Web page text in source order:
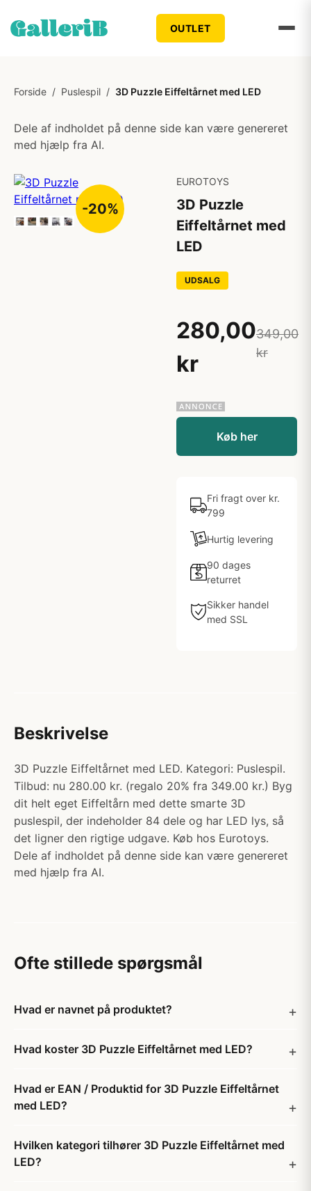
OUTLET
Forside / Puslespil / 3D Puzzle Eiffeltårnet med LED
Dele af indholdet på denne side kan være genereret
med hjælp fra AI.
-20%
EUROTOYS
3D Puzzle
Eiffeltårnet med
LED
UDSALG
280,00
kr
349,00
kr
Køb her
Fri fragt over kr.
799
Hurtig levering
90 dages
returret
Sikker handel
med SSL
Beskrivelse
3D Puzzle Eiffeltårnet med LED. Kategori: Puslespil.
Tilbud: nu 280.00 kr. (regalo 20% fra 349.00 kr.) Byg
dit helt eget Eiffeltårn med dette smarte 3D
puslespil, der indeholder 84 dele og har LED lys, så
det ligner den rigtige udgave. Køb hos Eurotoys.
Dele af indholdet på denne side kan være genereret
med hjælp fra AI.
Ofte stillede spørgsmål
Hvad er navnet på produktet?
Hvad koster 3D Puzzle Eiffeltårnet med LED?
Hvad er EAN / Produktid for 3D Puzzle Eiffeltårnet
med LED?
Hvilken kategori tilhører 3D Puzzle Eiffeltårnet med
LED?